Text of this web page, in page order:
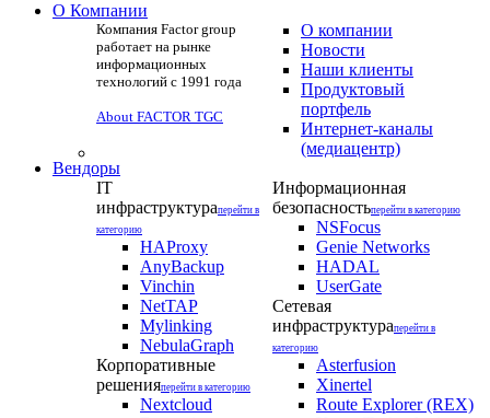
О Компании
Компания Factor group
работает на рынке
информационных
технологий с 1991 года
About FACTOR TGC
О компании
Новости
Наши клиенты
Продуктовый
портфель
Интернет-каналы
(медиацентр)
Вендоры
IT
инфраструктураперейти в
категорию
HAProxy
AnyBackup
Vinchin
NetTAP
Mylinking
NebulaGraph
Корпоративные
решенияперейти в категорию
Nextcloud
Информационная
безопасностьперейти в категорию
NSFocus
Genie Networks
HADAL
UserGate
Сетевая
инфраструктураперейти в
категорию
Asterfusion
Xinertel
Route Explorer (REX)